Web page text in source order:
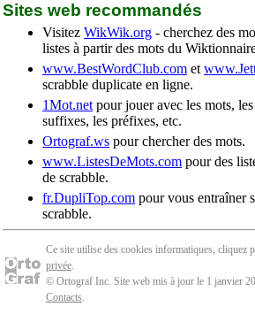
Sites web recommandés
Visitez WikWik.org - cherchez des
listes à partir des mots du
www.BestWordClub.com et
scrabble duplicate en ligne.
1Mot.net pour jouer avec les mots,
suffixes, les préfixes, etc.
Ortograf.ws pour chercher des mots.
www.ListesDeMots.com pour des
de scrabble.
fr.DupliTop.com pour vous entraîner
scrabble.
Ce site utilise des cookies informatiques, cliquez
privée.
© Ortograf Inc. Site web mis à jour le 1 janvier
Contacts.